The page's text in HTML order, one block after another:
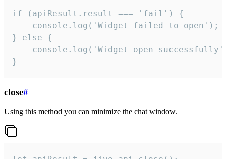
if (apiResult.result === 'fail') {
    console.log('Widget failed to open');
} else {
console.log('Widget open
}
close#
Using this method you can minimize the chat window.